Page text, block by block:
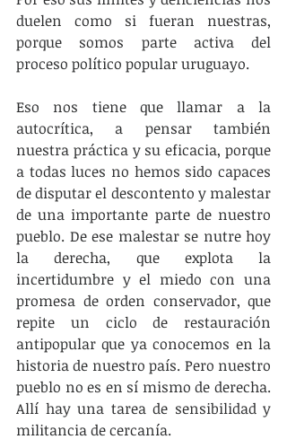
duelen como si fueran nuestras,
porque somos parte activa del
proceso político popular uruguayo.
Eso nos tiene que llamar a la
autocrítica, a pensar también
nuestra práctica y su eficacia, porque
a todas luces no hemos sido capaces
de disputar el descontento y malestar
de una importante parte de nuestro
pueblo. De ese malestar se nutre hoy
la derecha, que explota la
incertidumbre y el miedo con una
promesa de orden conservador, que
repite un ciclo de restauración
antipopular que ya conocemos en la
historia de nuestro país. Pero nuestro
pueblo no es en sí mismo de derecha.
Allí hay una tarea de sensibilidad y
militancia de cercanía.